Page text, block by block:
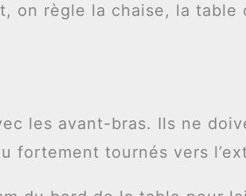
on règle la chaise, la table
les avant-bras. Ils ne
fortement tournés vers